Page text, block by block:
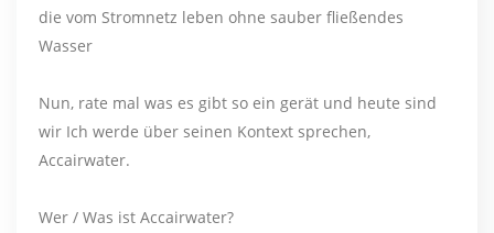
die vom Stromnetz leben ohne sauber fließendes
Wasser
Nun, rate mal was es gibt so ein gerät und heute sind
wir Ich werde über seinen Kontext sprechen,
Accairwater.
Wer / Was ist Accairwater?